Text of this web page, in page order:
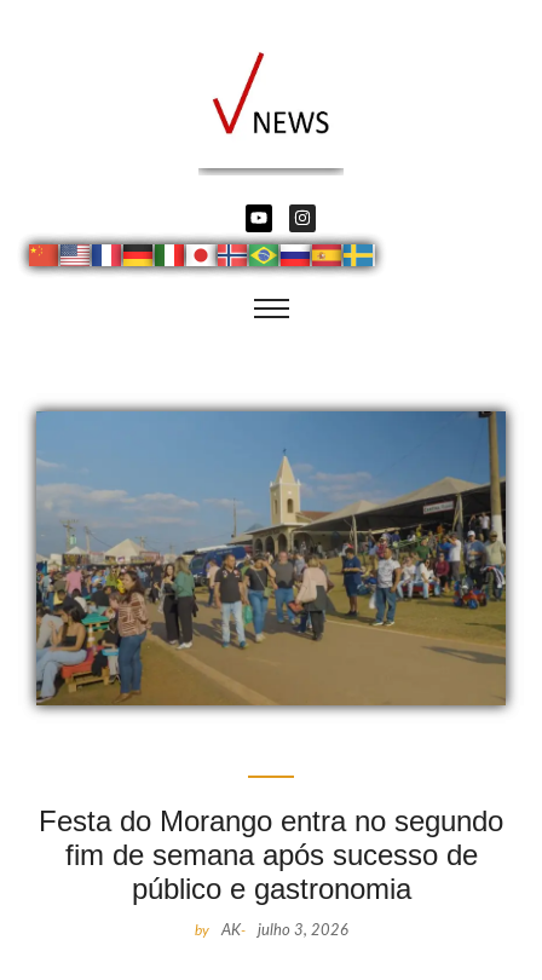
Festa do Morango entra no segundo
fim de semana após sucesso de
público e gastronomia
by AK- julho 3, 2026